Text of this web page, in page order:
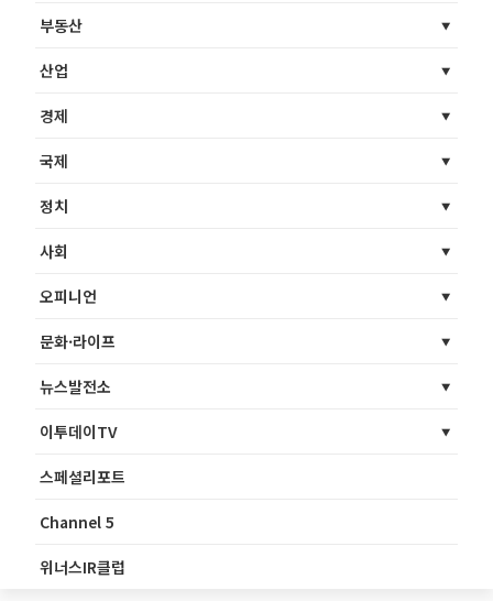
부동산
산업
경제
국제
정치
사회
오피니언
문화·라이프
뉴스발전소
이투데이TV
스페셜리포트
Channel 5
위너스IR클럽